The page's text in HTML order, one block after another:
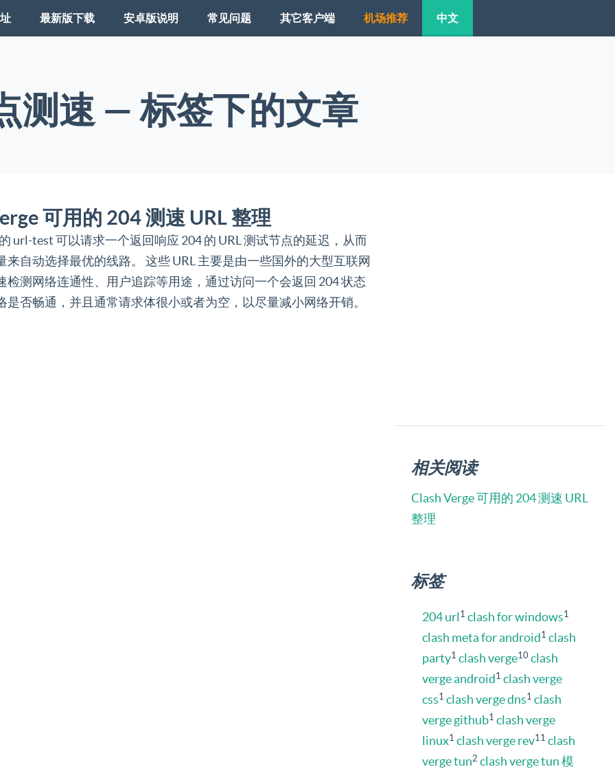
最新版下载 安卓版说明 常见问题 其它客户端 机场推荐 中文
测速 — 标签下的文章
可用的 204 测速 URL 整理
url-test 可以请求一个返回响应 204 的 URL 测试节点的延迟，从而
来自动选择最优的线路。 这些 URL 主要是由一些国外的大型互联网
检测网络连通性、用户追踪等用途，通过访问一个会返回 204 状态
是否畅通，并且通常请求体很小或者为空，以尽量减小网络开销。
相关阅读
Clash Verge 可用的 204 测速 URL
整理
标签
204 url 1 clash for windows1
clash meta for android1 clash
party1 clash verge10 clash
verge android1 clash verge
css1 clash verge dns1 clash
verge github1 clash verge
linux1 clash verge rev11 clash
verge tun2 clash verge tun 模